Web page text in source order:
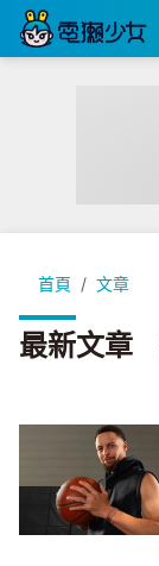
首頁 文章
最新文章